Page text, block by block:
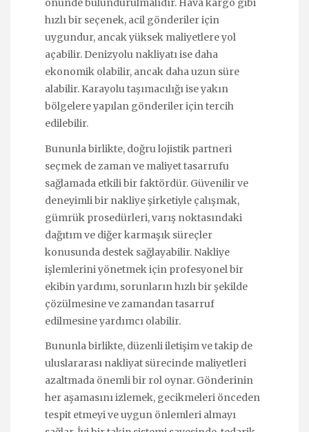
önünde bulundurulmalıdır. Hava kargo gibi
hızlı bir seçenek, acil gönderiler için
uygundur, ancak yüksek maliyetlere yol
açabilir. Denizyolu nakliyatı ise daha
ekonomik olabilir, ancak daha uzun süre
alabilir. Karayolu taşımacılığı ise yakın
bölgelere yapılan gönderiler için tercih
edilebilir.
Bununla birlikte, doğru lojistik partneri
seçmek de zaman ve maliyet tasarrufu
sağlamada etkili bir faktördür. Güvenilir ve
deneyimli bir nakliye şirketiyle çalışmak,
gümrük prosedürleri, varış noktasındaki
dağıtım ve diğer karmaşık süreçler
konusunda destek sağlayabilir. Nakliye
işlemlerini yönetmek için profesyonel bir
ekibin yardımı, sorunların hızlı bir şekilde
çözülmesine ve zamandan tasarruf
edilmesine yardımcı olabilir.
Bununla birlikte, düzenli iletişim ve takip de
uluslararası nakliyat sürecinde maliyetleri
azaltmada önemli bir rol oynar. Gönderinin
her aşamasını izlemek, gecikmeleri önceden
tespit etmeyi ve uygun önlemleri almayı